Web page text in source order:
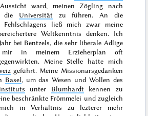
ward, meinen Zögling nach
die Universität zu führen. An die
Fehlschlagens ließ mich zwar meine
Weltkenntnis denken. Ich
bei Bentzels, die sehr liberale Adlige
mir in meinem Erzieherplan oft
Meine Stelle hatte mich
geführt. Meine Missionarsgedanken
Basel, um das Wesen und Wollen des
unter Blumhardt kennen zu
beschränkte Frömmelei und zugleich
mich in Verhältnis zu lezterer mehr